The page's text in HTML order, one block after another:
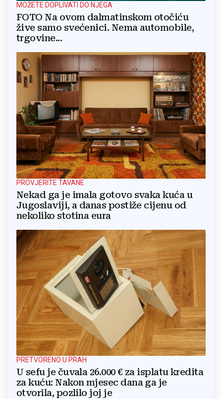
MOŽETE DOPLIVATI DO NJEGA
FOTO Na ovom dalmatinskom otočiću
žive samo svećenici. Nema automobile,
trgovine...
PROVJERITE TAVANE
Nekad ga je imala gotovo svaka kuća u
Jugoslaviji, a danas postiže cijenu od
nekoliko stotina eura
PRETVORENO U PRAH
U sefu je čuvala 26.000 € za isplatu kredita
za kuću: Nakon mjesec dana ga je
otvorila, pozlilo joj je